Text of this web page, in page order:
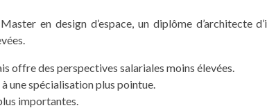
en design d’espace, un diplôme d’architecte
offre des perspectives salariales moins élevées.
une spécialisation plus pointue.
importantes.